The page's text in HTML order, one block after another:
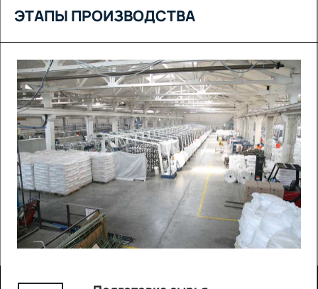
ЭТАПЫ ПРОИЗВОДСТВА